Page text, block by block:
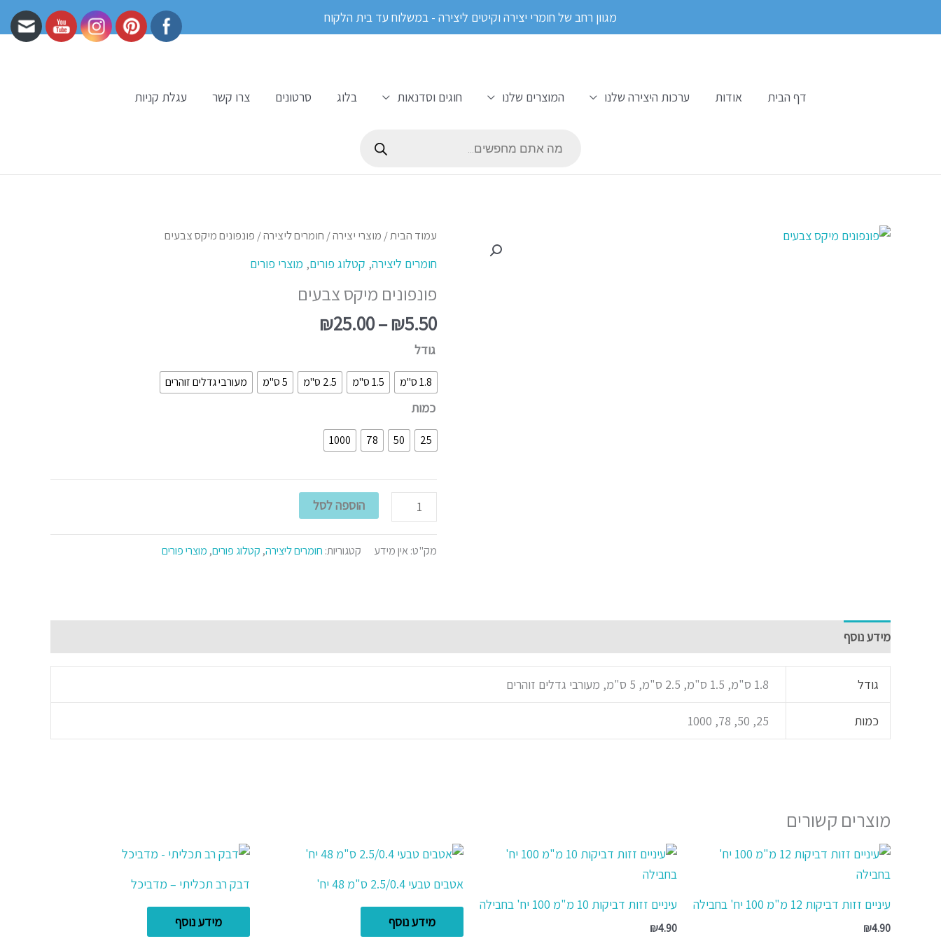
מגוון רחב של חומרי יצירה וקיטים ליצירה - במשלוח עד בית הלקוח
דף הבית אודות ערכות היצירה שלנו המוצרים שלנו חוגים וסדנאות בלוג סרטונים צרו קשר
עגלת קניות
עמוד הבית/ מוצרי יצירה/ חומרים ליצירה/ פונפונים מיקס צבעים
חומרים ליצירה, קטלוג פורים, מוצרי פורים
פונפונים מיקס צבעים
₪5.50
–
₪25.00
טווח
מחירים:
עד
גודל
1.8 ס"מ 1.5 ס"מ 2.5 ס"מ 5 ס"מ מעורבי גדלים זוהרים
כמות
25
50
78
1000
כמות
מיקס
צבעים
הוספה לסל
מק"ט: אין מידע קטגוריות: חומרים ליצירה, קטלוג פורים, מוצרי פורים
מידע נוסף
גודל 1.8 ס"מ, 1.5 ס"מ, 2.5 ס"מ, 5 ס"מ, מעורבי גדלים זוהרים
כמות 25, 50, 78, 1000
מוצרים קשורים
עיניים זזות דביקות 12 מ"מ 100 יח' בחבילה
₪4.90
עיניים זזות דביקות 10 מ"מ 100 יח' בחבילה
₪4.90
אטבים טבעי 2.5/0.4 ס"מ 48 יח'
מידע נוסף
דבק רב תכליתי – מדביכל
מידע נוסף